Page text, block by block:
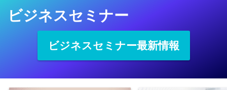
ビジネスセミナー
ビジネスセミナー最新情報